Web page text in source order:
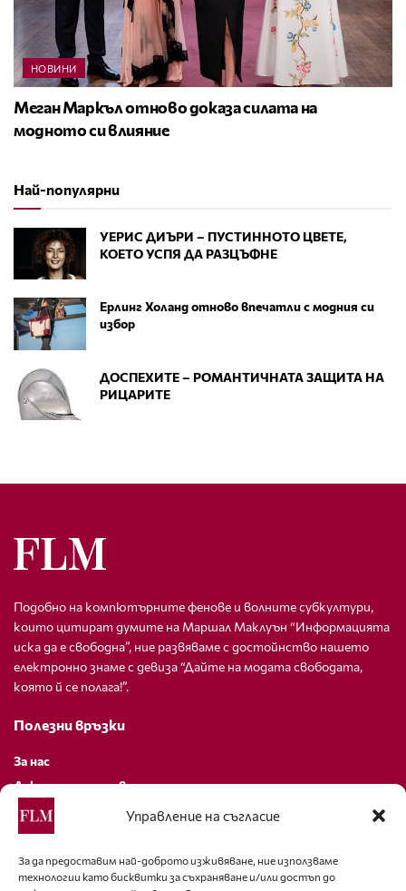
Управление на съгласие
За да предоставим най-доброто изживяване, ние използваме
технологии като бисквитки за съхраняване и/или достъп до
НОВИНИ
Меган Маркъл отново доказа силата на
модното си влияние
Най-популярни
УЕРИС ДИЪРИ – ПУСТИННОТО ЦВЕТЕ,
КОЕТО УСПЯ ДА РАЗЦЪФНЕ
Ерлинг Холанд отново впечатли с модния си
избор
ДОСПЕХИТЕ – РОМАНТИЧНАТА ЗАЩИТА НА
РИЦАРИТЕ
Подобно на компютърните фенове и волните субкултури,
които цитират думите на Маршал Маклуън “Информацията
иска да е свободна”, ние развяваме с достойнство нашето
електронно знаме с девиза “Дайте на модата свободата,
която й се полага!”.
Полезни връзки
За нас
Декларация за поверителност
Политика за бисквитки
За контакти